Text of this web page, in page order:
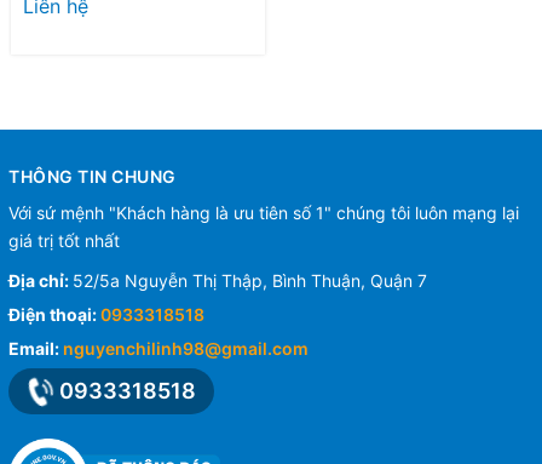
Liên hệ
THÔNG TIN CHUNG
Với sứ mệnh "Khách hàng là ưu tiên số 1" chúng tôi luôn mạng lại
giá trị tốt nhất
Địa chỉ: 52/5a Nguyễn Thị Thập, Bình Thuận, Quận 7
Điện thoại:0933318518
Email: nguyenchilinh98@gmail.com
0933318518